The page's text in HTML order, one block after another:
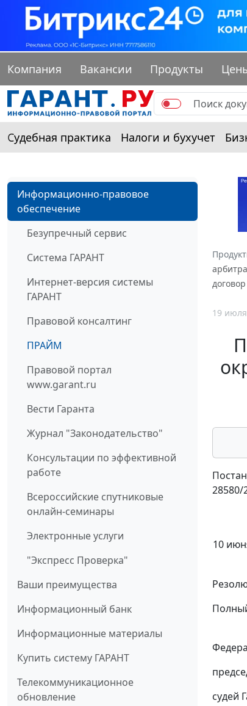
Компания Вакансии Продукты
Судебная практика Налоги и бухучет
Информационно-правовое
обеспечение
Безупречный сервис
Система ГАРАНТ
Интернет-версия системы
ГАРАНТ
Правовой консалтинг
ПРАЙМ
Правовой портал
www.garant.ru
Вести Гаранта
Журнал "Законодательство"
Консультации по эффективной
работе
Всероссийские спутниковые
онлайн-семинары
Электронные услуги
"Экспресс Проверка"
Ваши преимущества
Информационный банк
Информационные материалы
Купить систему ГАРАНТ
Телекоммуникационное
обновление
19
28580/
10
судей